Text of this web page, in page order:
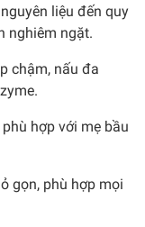
liệu đến quy
nghiêm ngặt.
chậm, nấu đa
phù hợp với mẹ bầu
gọn, phù hợp mọi